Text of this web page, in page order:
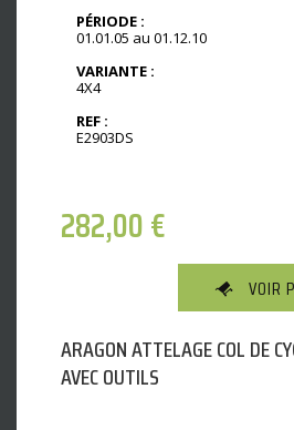
PÉRIODE :
01.01.05 au 01.12.10
VARIANTE :
4X4
REF :
E2903DS
282,00€
VOIR
ARAGON ATTELAGE COL DE
AVEC OUTILS